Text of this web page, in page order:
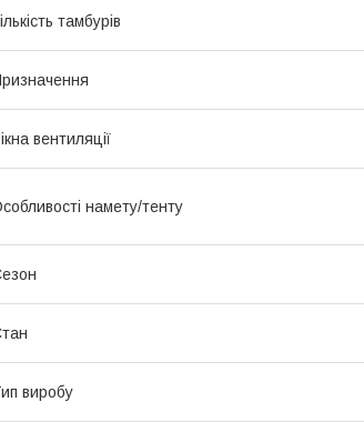
тамбурів
вентиляції
намету/тенту
виробу